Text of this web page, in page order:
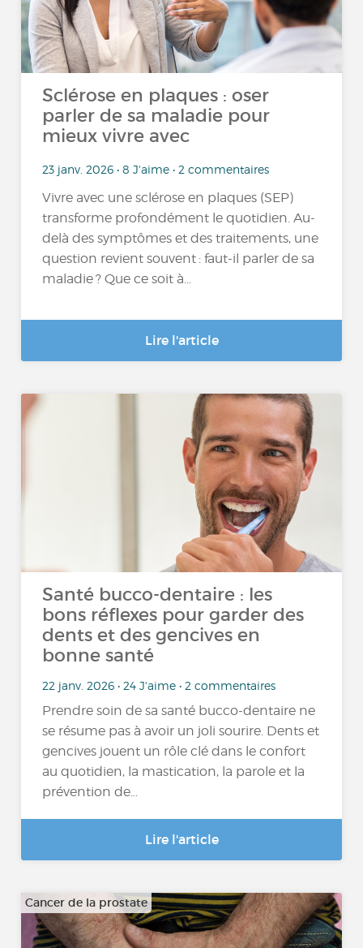
Sclérose en plaques : oser
parler de sa maladie pour
mieux vivre avec
23 janv. 2026 • 8 J'aime • 2 commentaires
Vivre avec une sclérose en plaques (SEP)
transforme profondément le quotidien. Au-
delà des symptômes et des traitements, une
question revient souvent : faut-il parler de sa
maladie ? Que ce soit à...
Lire l'article
Santé bucco-dentaire : les
bons réflexes pour garder des
dents et des gencives en
bonne santé
22 janv. 2026 • 24 J'aime • 2 commentaires
Prendre soin de sa santé bucco-dentaire ne
se résume pas à avoir un joli sourire. Dents et
gencives jouent un rôle clé dans le confort
au quotidien, la mastication, la parole et la
prévention de...
Lire l'article
Cancer de la prostate